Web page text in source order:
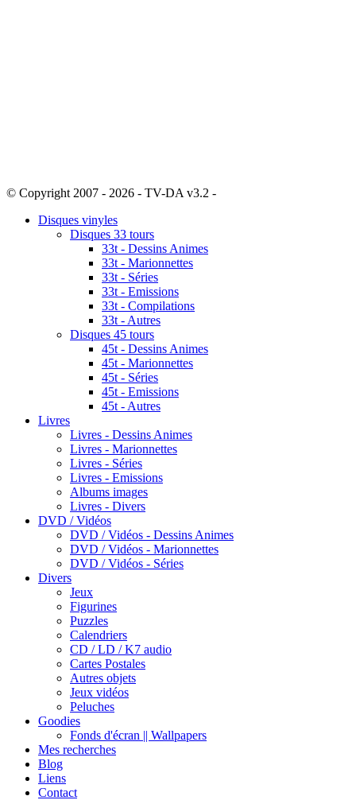
© Copyright 2007 - 2026 - TV-DA v3.2 -
Disques vinyles
Disques 33 tours
33t - Dessins Animes
33t - Marionnettes
33t - Séries
33t - Emissions
33t - Compilations
33t - Autres
Disques 45 tours
45t - Dessins Animes
45t - Marionnettes
45t - Séries
45t - Emissions
45t - Autres
Livres
Livres - Dessins Animes
Livres - Marionnettes
Livres - Séries
Livres - Emissions
Albums images
Livres - Divers
DVD / Vidéos
DVD / Vidéos - Dessins Animes
DVD / Vidéos - Marionnettes
DVD / Vidéos - Séries
Divers
Jeux
Figurines
Puzzles
Calendriers
CD / LD / K7 audio
Cartes Postales
Autres objets
Jeux vidéos
Peluches
Goodies
Fonds d'écran || Wallpapers
Mes recherches
Blog
Liens
Contact